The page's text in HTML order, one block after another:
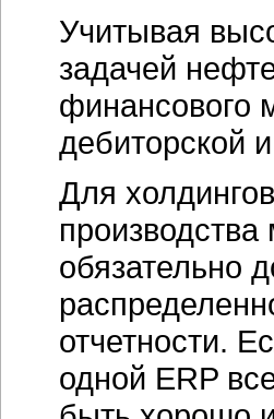
Учитывая
задачей
финансового
дебиторской
Для
обязательно
отчетности.
одной ERP